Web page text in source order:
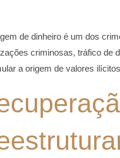
de dinheiro é um dos
criminosas, tráfico de
a origem de valores